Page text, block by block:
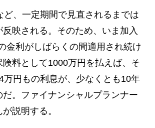
、一定期間で見直されるまでは
映される。そのため、いま加入
金利がしばらくの間適用され続け
険料として1000万円を払えば、そ
万円もの利息が、少なくとも10年
だ。ファイナンシャルプランナー
説明する。